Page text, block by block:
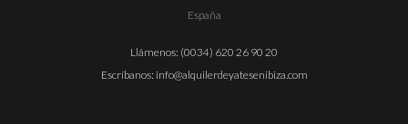
España
Llámenos: (0034) 620 26 90 20
Escríbanos: info@alquilerdeyatesenibiza.com